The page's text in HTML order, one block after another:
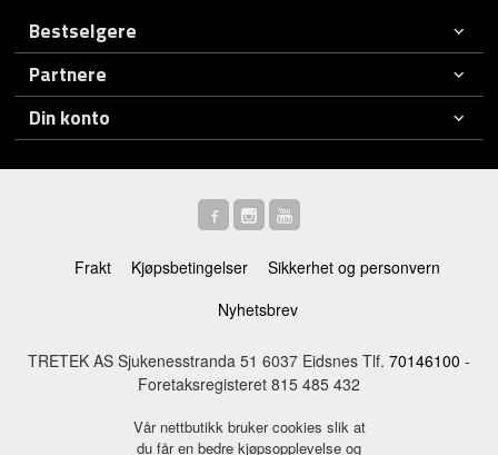
Bestselgere
Partnere
Din konto
Frakt Kjøpsbetingelser
Sikkerhet og personvern
Nyhetsbrev
TRETEK AS Sjukenesstranda 51 6037 Eidsnes Tlf. 70146100 -
Foretaksregisteret 815 485 432
Vår nettbutikk bruker cookies slik at
du får en bedre kjøpsopplevelse og